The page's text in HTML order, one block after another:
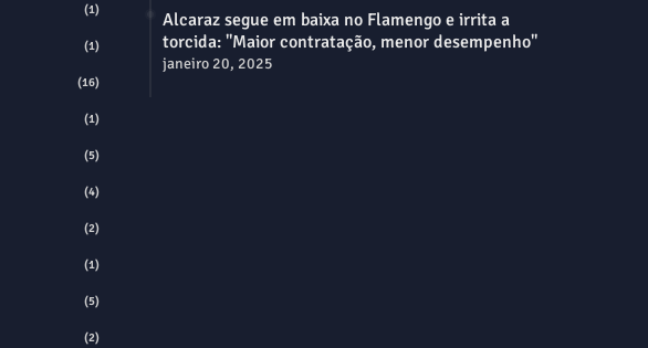
(1)
(1)
(16)
(1)
(5)
(4)
(2)
(1)
(5)
(2)
Alcaraz segue em baixa no Flamengo e irrita a
torcida: "Maior contratação, menor desempenho"
janeiro 20, 2025